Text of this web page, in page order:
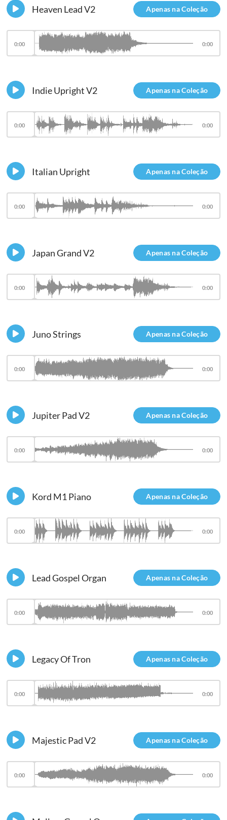
Apenas na Coleção
Heaven Lead V2
0:00 0:00
Apenas na Coleção
Indie Upright V2
0:00 0:00
Apenas na Coleção
Italian Upright
0:00 0:00
Apenas na Coleção
Japan Grand V2
0:00 0:00
Apenas na Coleção
Juno Strings
0:00 0:00
Apenas na Coleção
Jupiter Pad V2
0:00 0:00
Apenas na Coleção
Kord M1 Piano
0:00 0:00
Apenas na Coleção
Lead Gospel Organ
0:00 0:00
Apenas na Coleção
Legacy Of Tron
0:00 0:00
Apenas na Coleção
Majestic Pad V2
0:00 0:00